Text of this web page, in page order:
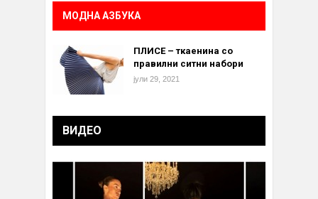
МОДНА АЗБУКА
ПЛИСЕ – ткаенина со
правилни ситни набори
јули 29, 2021
ВИДЕО